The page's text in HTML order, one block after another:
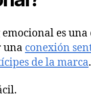
es una
una conexión
de la marca.